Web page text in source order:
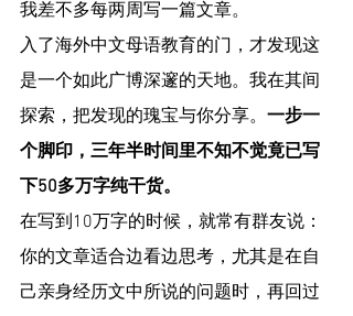
我差不多每两周写一篇文章。
入了海外中文母语教育的门，才发现这
是一个如此广博深邃的天地。我在其间
探索，把发现的瑰宝与你分享。 一步一
个脚印，三年半时间里不知不觉竟已写
下50多万字纯干货。
在写到10万字的时候，就常有群友说：
你的文章适合边看边思考，尤其是在自
己亲身经历文中所说的问题时，再回过